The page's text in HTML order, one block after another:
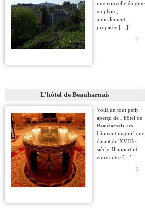
une nouvelle énigme
en photo,
amicalement
proposée […]
7
L’hôtel de Beauharnais
Voilà un tout petit
aperçu de l’hôtel de
Beauharnais, un
bâtiment magnifique
datant du XVIIIe
siècle. Il appartint
entre autre […]
1